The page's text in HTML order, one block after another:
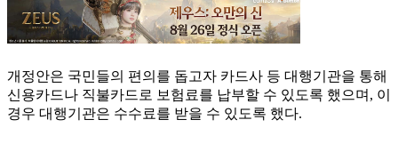
개정안은 국민들의 편의를 돕고자 카드사 등 대행기관을 통해
신용카드나 직불카드로 보험료를 납부할 수 있도록 했으며, 이
경우 대행기관은 수수료를 받을 수 있도록 했다.